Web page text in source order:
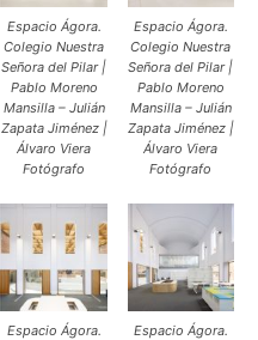
Espacio Ágora.
Colegio Nuestra
Señora del Pilar |
Pablo Moreno
Mansilla – Julián
Zapata Jiménez |
Álvaro Viera
Fotógrafo
Espacio Ágora.
Colegio Nuestra
Señora del Pilar |
Pablo Moreno
Mansilla – Julián
Zapata Jiménez |
Álvaro Viera
Fotógrafo
Espacio Ágora.
Espacio Ágora.